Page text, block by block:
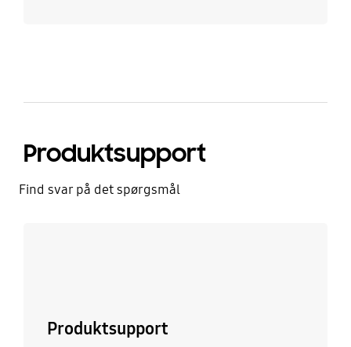
Produktsupport
Find svar på det spørgsmål
Produktsupport